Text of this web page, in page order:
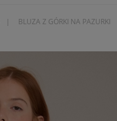
BIŻUTERIA | JEWELRY
BLUZA Z GÓRKI NA PAZURKI